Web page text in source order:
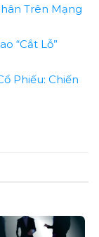
Trên Mạng
“Cắt Lỗ”
Phiếu: Chiến